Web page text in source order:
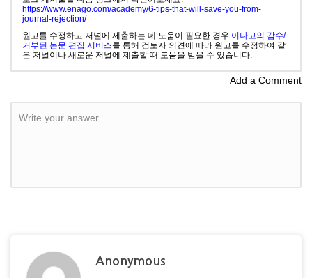
https://www.enago.com/academy/6-tips-that-will-save-you-from-
journal-rejection/
원고를 수정하고 저널에 제출하는 데 도움이 필요한 경우 이나고의 감수/
거부된 논문 편집 서비스를 통해 검토자 의견에 따라 원고를 수정하여 같
은 저널이나 새로운 저널에 제출할 때 도움을 받을 수 있습니다.
Add a Comment
Write your answer.
Anonymous